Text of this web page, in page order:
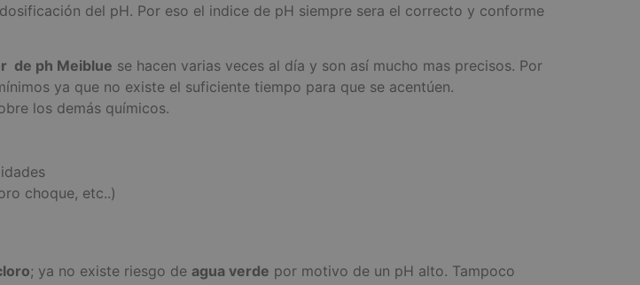
del pH. Por eso el indice de pH siempre sera el correcto y conforme
de ph Meiblue se hacen varias veces al día y son así mucho mas precisos. Por
ya que no existe el suficiente tiempo para que se acentúen.
los demás químicos.
choque, etc..)
; ya no existe riesgo de agua verde por motivo de un pH alto. Tampoco